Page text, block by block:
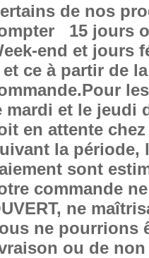
de nos
15 jours
end et jours
et ce à partir de
mardi et le jeudi
en attente
la période,
sont
commande
ne
ne pourrions
ou de